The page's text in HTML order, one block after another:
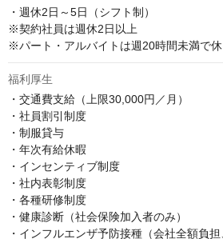
・週休2日～5日（シフト制）
※契約社員は週休2日以上
※パート・アルバイトは週20時間未満で
福利厚生
・交通費支給（上限30,000円／月）
・社員割引制度
・制服貸与
・年次有給休暇
・インセンティブ制度
・社内表彰制度
・各種研修制度
・健康診断（社会保険加入者のみ）
・インフルエンザ予防接種（会社全額負